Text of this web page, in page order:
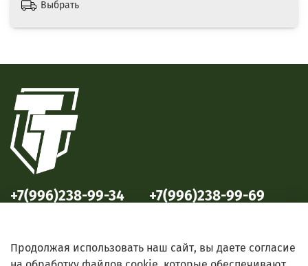
Выбрать
+7(996)238-99-34 +7(996)238-99-69
Продолжая использовать наш сайт, вы даете согласие